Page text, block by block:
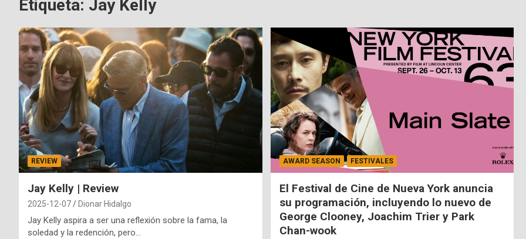
Etiqueta: Jay Kelly
REVIEW
Jay Kelly | Review
2025-12-07 Dionar Hidalgo
Jay Kelly aspira a ser una reflexión sobre la fama, la
soledad y la redención, pero…
AWARD SEASON FESTIVALES
El Festival de Cine de Nueva York anuncia
su programación, incluyendo lo nuevo de
George Clooney, Joachim Trier y Park
Chan-wook